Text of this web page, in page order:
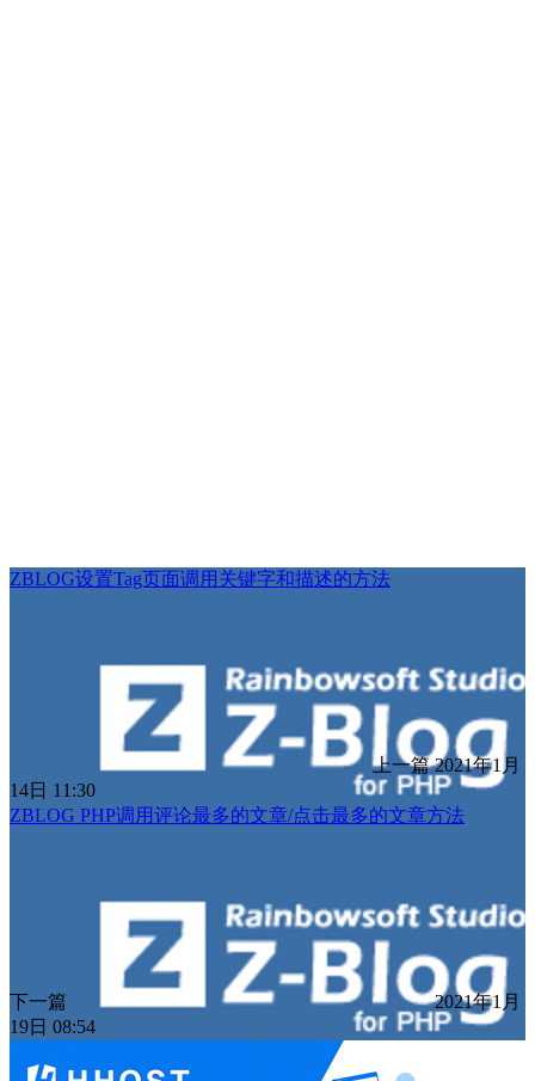
ZBLOG设置Tag页面调用关键字和描述的方法
上一篇 2021年1月
14日 11:30
ZBLOG PHP调用评论最多的文章/点击最多的文章方法
下一篇
2021年1月
19日 08:54